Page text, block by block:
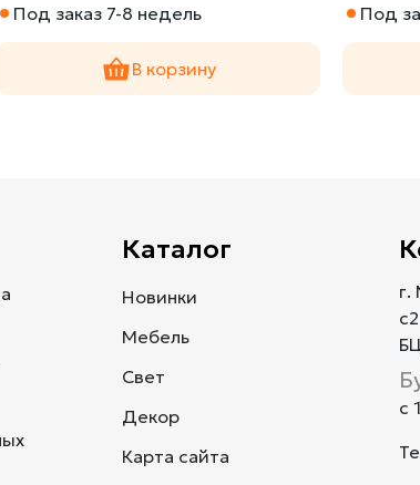
Под заказ 7-8 недель
В корзину
Под
Каталог
Новинки
Мебель
Свет
Декор
Карта сайта
г.
с2
с